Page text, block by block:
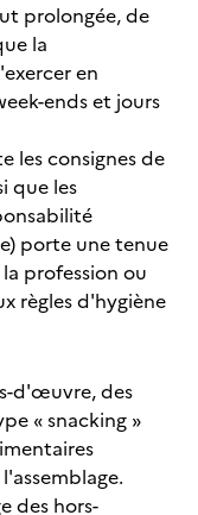
prolongée, de
la
en
ends et jours
les consignes de
que les
porte une tenue
profession ou
règles d'hygiène
d'œuvre, des
« snacking »
des hors-